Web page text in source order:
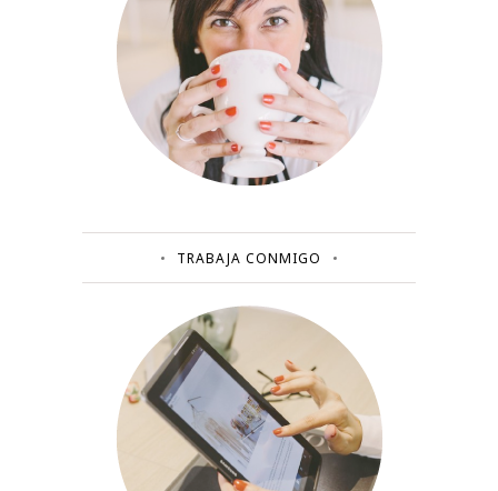
TRABAJA CONMIGO